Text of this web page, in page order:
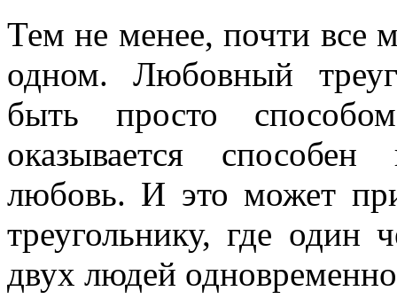
Тем не менее, почти все
одном. Любовный
быть просто
оказывается
любовь. И это может
треугольнику, где один
двух людей